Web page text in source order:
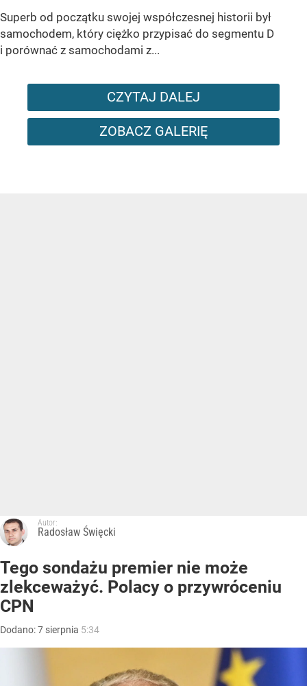
Superb od początku swojej współczesnej historii był
samochodem, który ciężko przypisać do segmentu D
i porównać z samochodami z...
CZYTAJ DALEJ
ZOBACZ GALERIĘ
Autor:
Radosław Święcki
Tego sondażu premier nie może
zlekceważyć. Polacy o przywróceniu
CPN
Dodano:7 sierpnia 5:34